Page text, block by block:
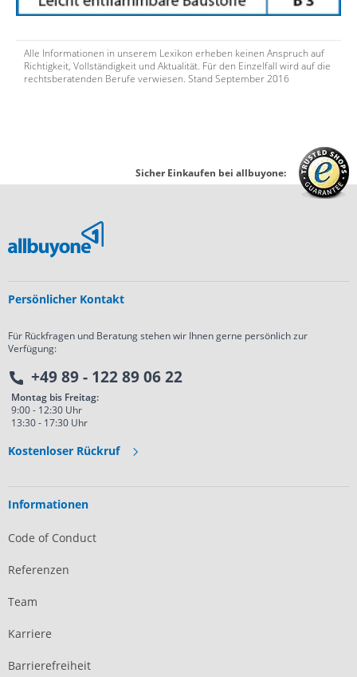
Alle Informationen in unserem Lexikon erheben keinen Anspruch auf
Richtigkeit, Vollständigkeit und Aktualität. Für den Einzelfall wird auf die
rechtsberatenden Berufe verwiesen. Stand September 2016
Sicher Einkaufen bei allbuyone:
Persönlicher Kontakt
Für Rückfragen und Beratung stehen wir Ihnen gerne persönlich zur
Verfügung:
+49 89 - 122 89 06 22
Montag bis Freitag:
9:00 - 12:30 Uhr
13:30 - 17:30 Uhr
Kostenloser Rückruf
Informationen
Code of Conduct
Referenzen
Team
Karriere
Barrierefreiheit